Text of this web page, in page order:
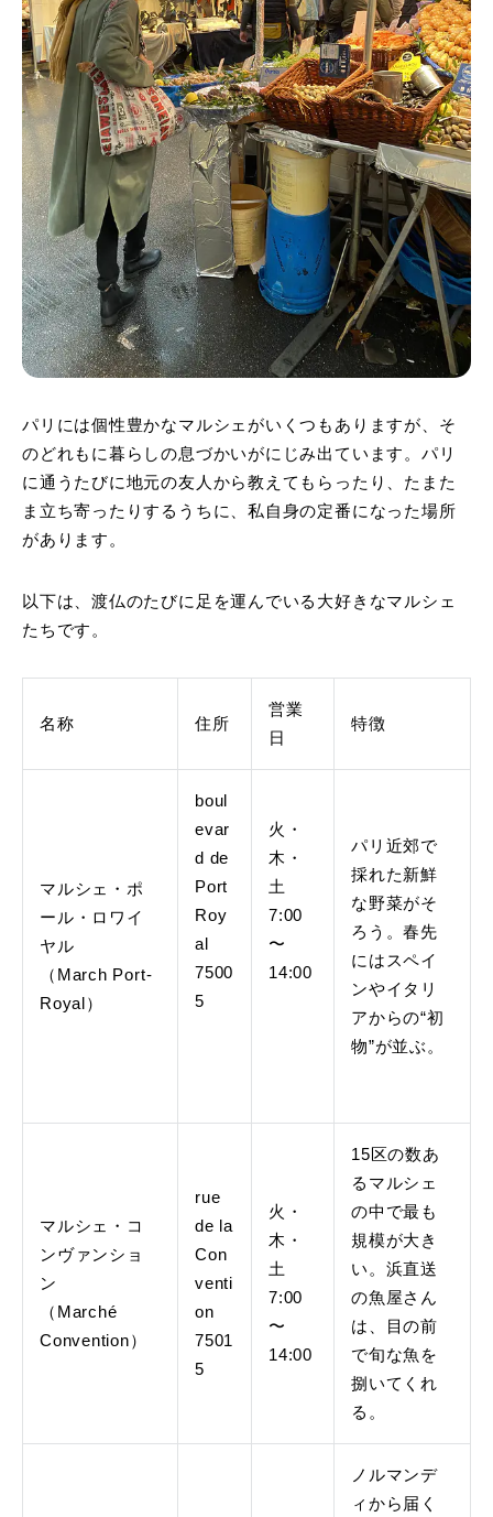
パリには個性豊かなマルシェがいくつもありますが、そ
のどれもに暮らしの息づかいがにじみ出ています。パリ
に通うたびに地元の友人から教えてもらったり、たまた
ま立ち寄ったりするうちに、私自身の定番になった場所
があります。
以下は、渡仏のたびに足を運んでいる大好きなマルシェ
たちです。
名称 住所
営業
日
特徴
マルシェ・ポ
ール・ロワイ
ヤル
（March Port-
Royal）
boul
evar
d de
Port
Roy
al
7500
5
火・
木・
土
7:00
〜
14:00
パリ近郊で
採れた新鮮
な野菜がそ
ろう。春先
にはスペイ
ンやイタリ
アからの“初
物”が並ぶ。
マルシェ・コ
ンヴァンショ
ン
（Marché
Convention）
rue
de la
Con
venti
on
7501
5
火・
木・
土
7:00
〜
14:00
15区の数あ
るマルシェ
の中で最も
規模が大き
い。浜直送
の魚屋さん
は、目の前
で旬な魚を
捌いてくれ
る。
ノルマンデ
ィから届く